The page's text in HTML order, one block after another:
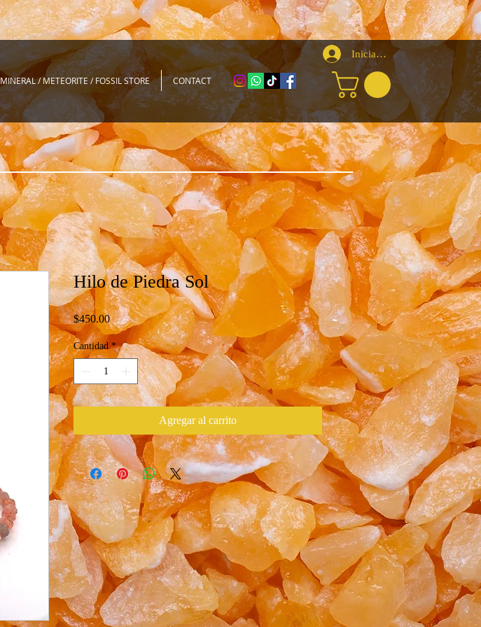
Iniciar sesión
MINERAL / METEORITE / FOSSIL STORE CONTACT
Hilo de Piedra Sol
$450.00Precio
Cantidad *
Agregar al carrito